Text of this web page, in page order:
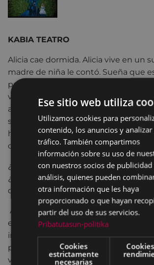
KABIA TEATRO
Alicia cae dormida. Alicia vive en un
madre de niña le contó. Sueña que
país de las maravillas, sueña que va a
violinista del mundo, sueña que le
acariciar las cuerdas de su violín para
se ponga a bailar a sus pies. Pero el
hace realidad y los sueños o se hacen
convierten en pesadillas cada vez
¿Podrá despertar Alicia antes de
¿Podrá volver a vivir? ¿Puede haber
después de Alicia?
Alicia después de Alicia funde en
escénico la animación de imágenes y
interpretación de un elenco de 7
para sumergirnos en el mundo
violinista: Alicia. Partiendo de un
Ese sitio web utiliza
Utilizamos cookies para
contenido, los anuncios y
tráfico. También compartimos
información sobre su uso de
con nuestros socios de publicidad
análisis, quienes pueden
otra información que les haya
proporcionado o que hayan
partir del uso de sus servicios.
Pribatutasun-politika
Cookies
estrictamente
necesarias